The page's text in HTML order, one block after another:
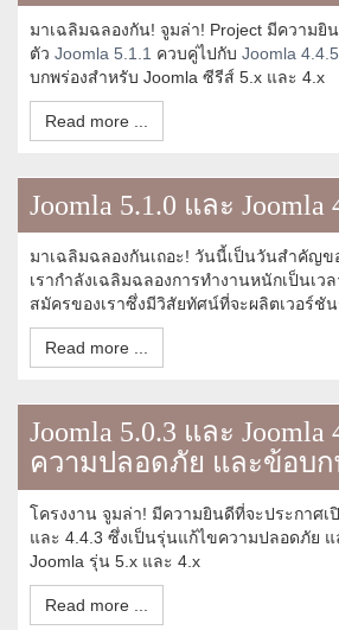
มาเฉลิมฉลองกัน! จูมล่า! Project มีความยิ
ตัว Joomla 5.1.1 ควบคู่ไปกับ Joomla 4.4.5
บกพร่องสำหรับ Joomla ซีรีส์ 5.x และ 4.x
Read more ...
Joomla 5.1.0 และ
มาเฉลิมฉลองกันเถอะ! วันนี้เป็นวันสำคัญข
เรากำลังเฉลิมฉลองการทำงานหนักเป็นเว
สมัครของเราซึ่งมีวิสัยทัศน์ที่จะผลิตเวอร์ชัน
Read more ...
Joomla 5.0.3 และ
ความปลอดภัย และข้อบก
โครงงาน จูมล่า! มีความยินดีที่จะประกาศเ
และ 4.4.3 ซึ่งเป็นรุ่นแก้ไขความปลอดภัย
Joomla รุ่น 5.x และ 4.x
Read more ...